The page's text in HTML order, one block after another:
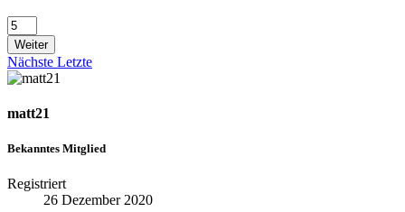
Weiter
Nächste Letzte
matt21
Bekanntes Mitglied
Registriert
26 Dezember 2020